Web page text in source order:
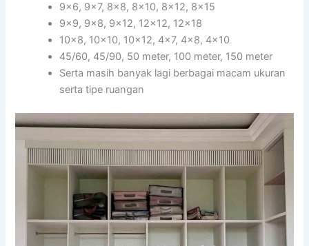
9×6, 9×7, 8×8, 8×10, 8×12, 8×15
9×9, 9×8, 9×12, 12×12, 12×18
10×8, 10×10, 10×12, 4×7, 4×8, 4×10
45/60, 45/90, 50 meter, 100 meter, 150 meter
Serta masih banyak lagi berbagai macam ukuran
serta tipe ruangan